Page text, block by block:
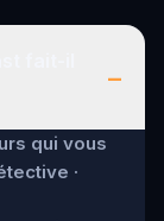
–
qui vous
·